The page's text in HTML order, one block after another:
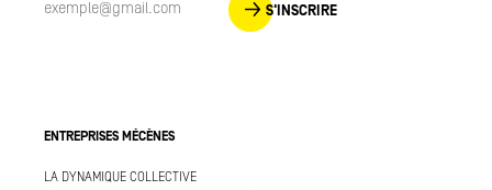
S'INSCRIRE
ENTREPRISES MÉCÈNES
LA DYNAMIQUE COLLECTIVE